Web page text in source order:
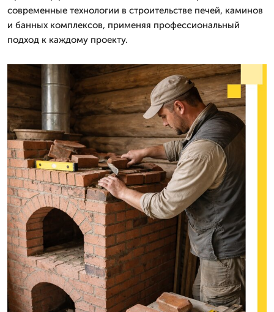
современные технологии в строительстве печей, каминов
и банных комплексов, применяя профессиональный
подход к каждому проекту.